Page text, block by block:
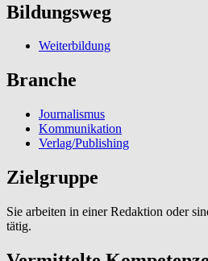
Bildungsweg
Weiterbildung
Branche
Journalismus
Kommunikation
Verlag/Publishing
Zielgruppe
Sie arbeiten in einer Redaktion oder
tätig.